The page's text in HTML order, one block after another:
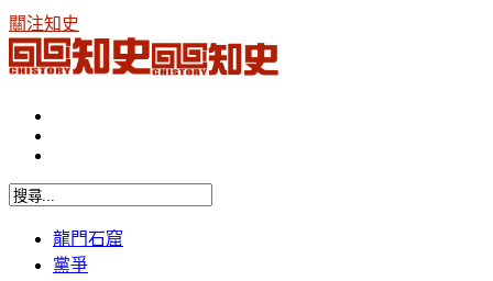
關注知史
龍門石窟
黨爭